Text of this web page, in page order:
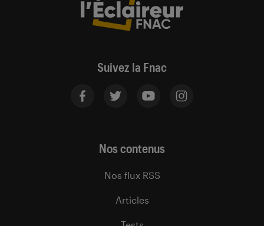
Suivez la Fnac
Nos contenus
Nos flux RSS
Articles